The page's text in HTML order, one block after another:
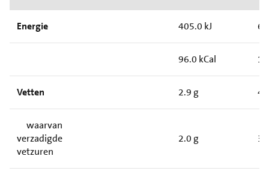
Energie 405.0 kJ
96.0 kCal
Vetten 2.9 g
waarvan
verzadigde
vetzuren
2.0 g